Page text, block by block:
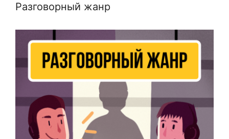
Разговорный жанр